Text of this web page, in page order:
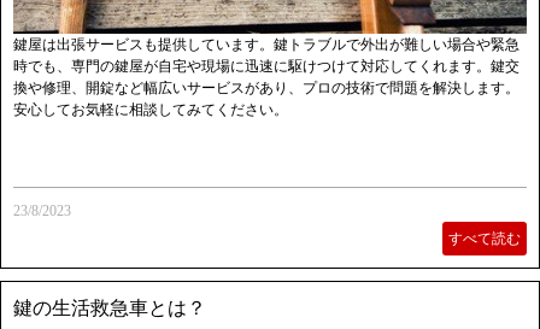
鍵屋は出張サービスも提供しています。鍵トラブルで外出が難しい場合や緊急
時でも、専門の鍵屋が自宅や現場に迅速に駆けつけて対応してくれます。鍵交
換や修理、開錠など幅広いサービスがあり、プロの技術で問題を解決します。
安心してお気軽に相談してみてください。
23/8/2023
すべて読む
鍵の生活救急車とは？